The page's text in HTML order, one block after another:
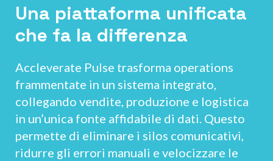
Una piattaforma unificata
che fa la differenza
Accleverate Pulse trasforma operations
frammentate in un sistema integrato,
collegando vendite, produzione e logistica
in un’unica fonte affidabile di dati. Questo
permette di eliminare i silos comunicativi,
ridurre gli errori manuali e velocizzare le